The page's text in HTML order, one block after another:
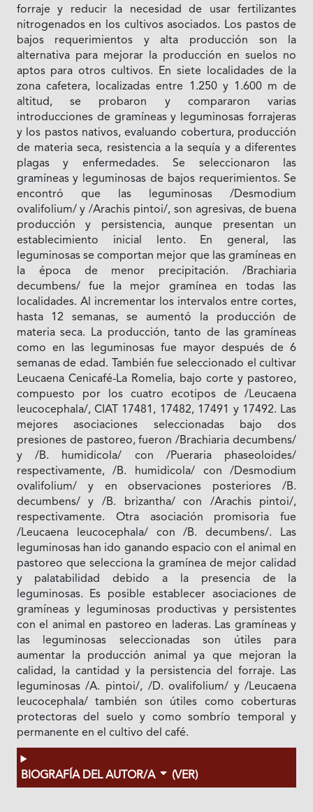
forraje y reducir la necesidad de usar fertilizantes
nitrogenados en los cultivos asociados. Los pastos de
bajos requerimientos y alta producción son la
alternativa para mejorar la producción en suelos no
aptos para otros cultivos. En siete localidades de la
zona cafetera, localizadas entre 1.250 y 1.600 m de
altitud, se probaron y compararon varias
introducciones de gramíneas y leguminosas forrajeras
y los pastos nativos, evaluando cobertura, producción
de materia seca, resistencia a la sequía y a diferentes
plagas y enfermedades. Se seleccionaron las
gramíneas y leguminosas de bajos requerimientos. Se
encontró que las leguminosas /Desmodium
ovalifolium/ y /Arachis pintoi/, son agresivas, de buena
producción y persistencia, aunque presentan un
establecimiento inicial lento. En general, las
leguminosas se comportan mejor que las gramíneas en
la época de menor precipitación. /Brachiaria
decumbens/ fue la mejor gramínea en todas las
localidades. Al incrementar los intervalos entre cortes,
hasta 12 semanas, se aumentó la producción de
materia seca. La producción, tanto de las gramíneas
como en las leguminosas fue mayor después de 6
semanas de edad. También fue seleccionado el cultivar
Leucaena Cenicafé-La Romelia, bajo corte y pastoreo,
compuesto por los cuatro ecotipos de /Leucaena
leucocephala/, CIAT 17481, 17482, 17491 y 17492. Las
mejores asociaciones seleccionadas bajo dos
presiones de pastoreo, fueron /Brachiaria decumbens/
y /B. humidicola/ con /Pueraria phaseoloides/
respectivamente, /B. humidicola/ con /Desmodium
ovalifolium/ y en observaciones posteriores /B.
decumbens/ y /B. brizantha/ con /Arachis pintoi/,
respectivamente. Otra asociación promisoria fue
/Leucaena leucocephala/ con /B. decumbens/. Las
leguminosas han ido ganando espacio con el animal en
pastoreo que selecciona la gramínea de mejor calidad
y palatabilidad debido a la presencia de la
leguminosas. Es posible establecer asociaciones de
gramíneas y leguminosas productivas y persistentes
con el animal en pastoreo en laderas. Las gramíneas y
las leguminosas seleccionadas son útiles para
aumentar la producción animal ya que mejoran la
calidad, la cantidad y la persistencia del forraje. Las
leguminosas /A. pintoi/, /D. ovalifolium/ y /Leucaena
leucocephala/ también son útiles como coberturas
protectoras del suelo y como sombrío temporal y
permanente en el cultivo del café.
BIOGRAFÍA DEL AUTOR/A (VER)